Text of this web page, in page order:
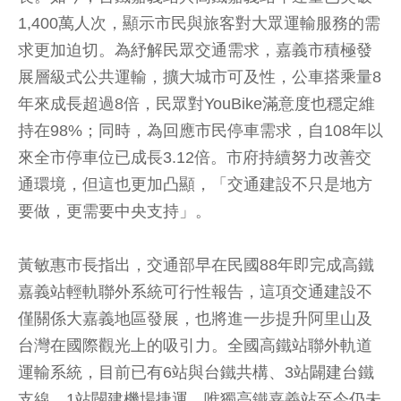
1,400萬人次，顯示市民與旅客對大眾運輸服務的需
求更加迫切。為紓解民眾交通需求，嘉義市積極發
展層級式公共運輸，擴大城市可及性，公車搭乘量8
年來成長超過8倍，民眾對YouBike滿意度也穩定維
持在98%；同時，為回應市民停車需求，自108年以
來全市停車位已成長3.12倍。市府持續努力改善交
通環境，但這也更加凸顯，「交通建設不只是地方
要做，更需要中央支持」。
黃敏惠市長指出，交通部早在民國88年即完成高鐵
嘉義站輕軌聯外系統可行性報告，這項交通建設不
僅關係大嘉義地區發展，也將進一步提升阿里山及
台灣在國際觀光上的吸引力。全國高鐵站聯外軌道
運輸系統，目前已有6站與台鐵共構、3站闢建台鐵